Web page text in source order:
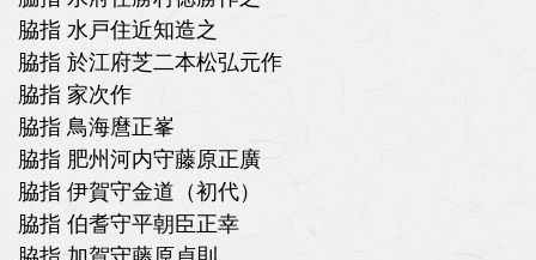
脇指 水戸住近知造之
脇指 於江府芝二本松弘元作
脇指 家次作
脇指 鳥海麿正峯
脇指 肥州河内守藤原正廣
脇指 伊賀守金道（初代）
脇指 伯耆守平朝臣正幸